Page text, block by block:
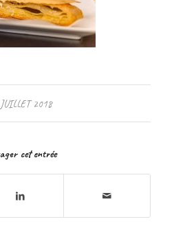
2018
cet entrée